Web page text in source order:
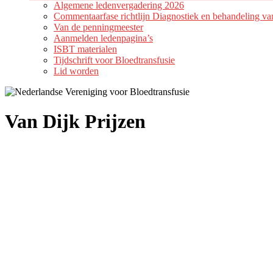
Algemene ledenvergadering 2026
Commentaarfase richtlijn Diagnostiek en behandeling
Van de penningmeester
Aanmelden ledenpagina’s
ISBT materialen
Tijdschrift voor Bloedtransfusie
Lid worden
Van Dijk Prijzen